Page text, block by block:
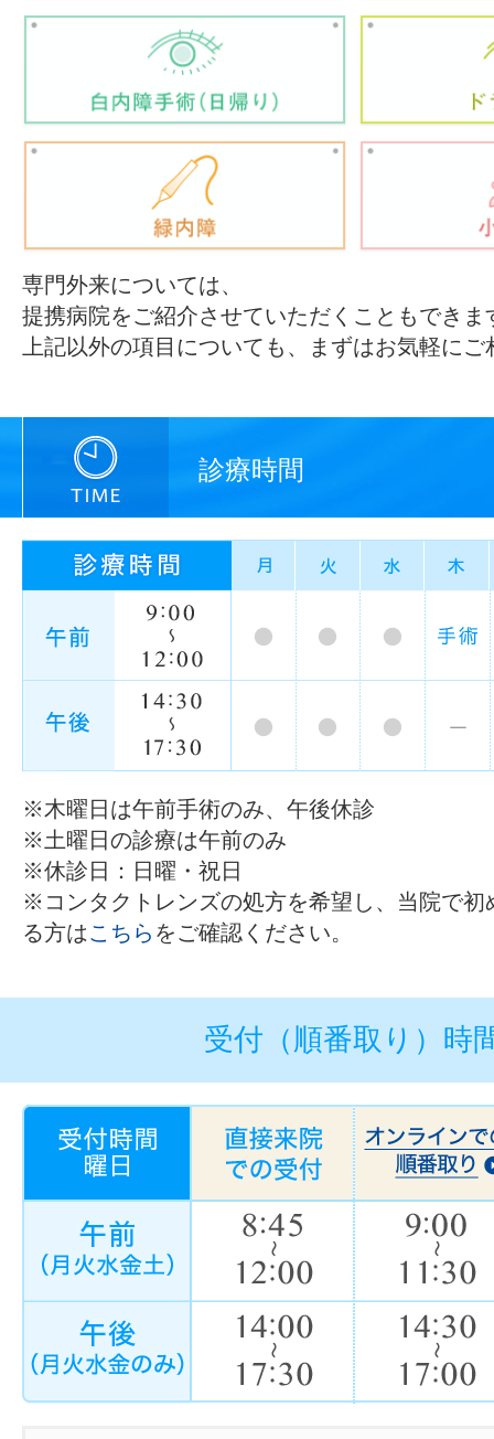
専門外来については、
提携病院をご紹介させていただくこともできま
上記以外の項目についても、まずはお気軽に
診療時間
※木曜日は午前手術のみ、午後休診
※土曜日の診療は午前のみ
※休診日：日曜・祝日
※コンタクトレンズの処方を希望し、当院で初
る方はこちら をご確認ください。
受付（順番取り）時